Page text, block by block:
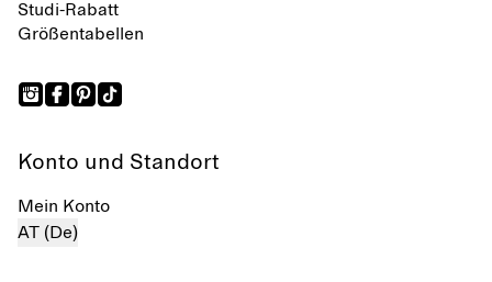
Studi-Rabatt
Größentabellen
Konto und Standort
Mein Konto
AT (De)